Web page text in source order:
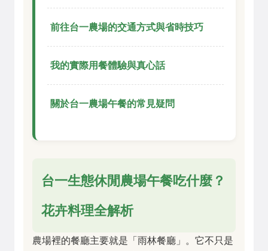
前往台一農場的交通方式與省時技巧
我的實際用餐體驗與真心話
關於台一農場午餐的常見疑問
台一生態休閒農場午餐吃什麼？
花卉料理全解析
農場裡的餐廳主要就是「雨林餐廳」。它不只是